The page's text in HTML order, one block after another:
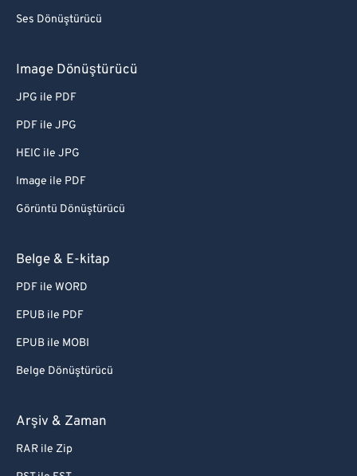
Ses Dönüştürücü
Image Dönüştürücü
JPG ile PDF
PDF ile JPG
HEIC ile JPG
Image ile PDF
Görüntü Dönüştürücü
Belge & E-kitap
PDF ile WORD
EPUB ile PDF
EPUB ile MOBI
Belge Dönüştürücü
Arşiv & Zaman
RAR ile Zip